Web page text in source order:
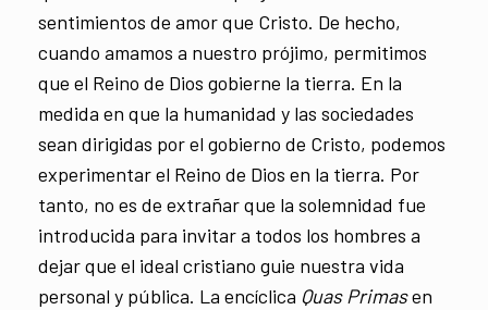
sentimientos de amor que Cristo. De hecho,
cuando amamos a nuestro prójimo, permitimos
que el Reino de Dios gobierne la tierra. En la
medida en que la humanidad y las sociedades
sean dirigidas por el gobierno de Cristo, podemos
experimentar el Reino de Dios en la tierra. Por
tanto, no es de extrañar que la solemnidad fue
introducida para invitar a todos los hombres a
dejar que el ideal cristiano guie nuestra vida
personal y pública. La encíclica Quas Primasen